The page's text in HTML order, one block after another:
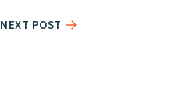
NEXT POST